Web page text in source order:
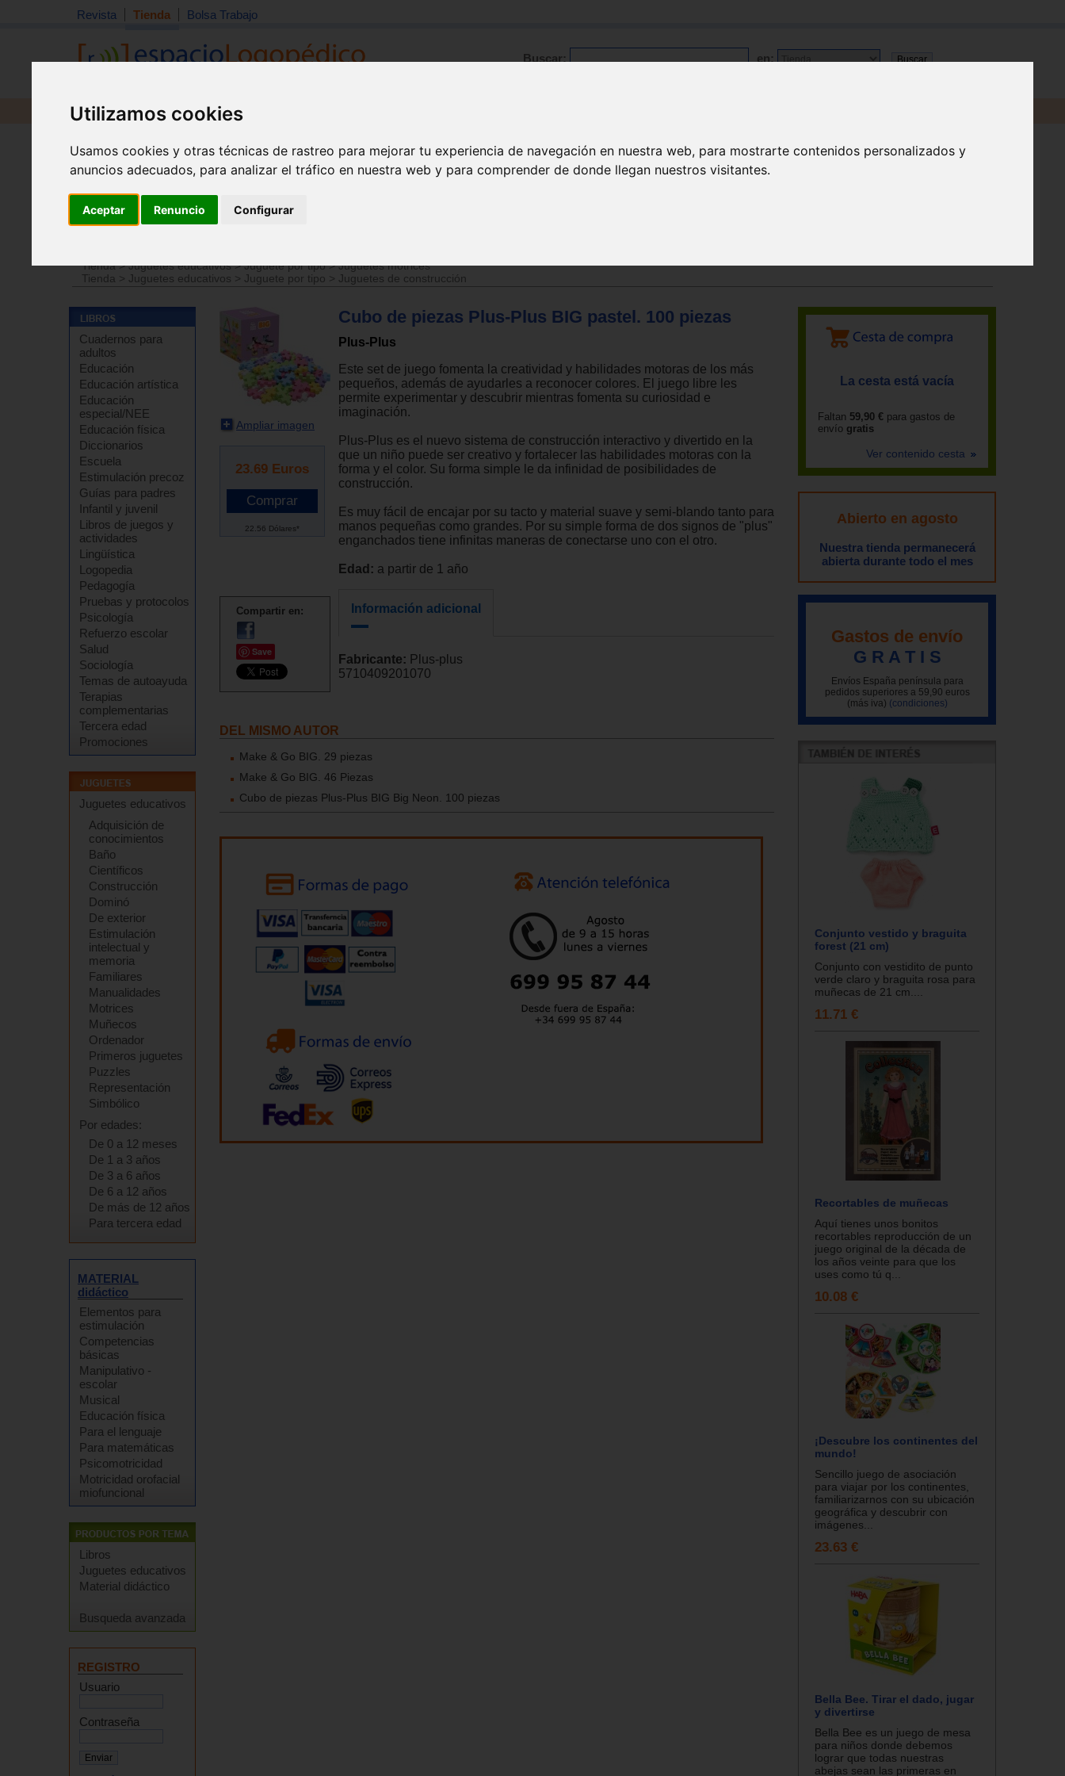
Utilizamos cookies
Usamos cookies y otras técnicas de rastreo para mejorar tu experiencia de navegación en nuestra web, para mostrarte contenidos personalizados y
anuncios adecuados, para analizar el tráfico en nuestra web y para comprender de donde llegan nuestros visitantes.
Aceptar Renuncio Configurar
Revista Tienda Bolsa Trabajo
Buscar: en:
Revista Libros Material
Tienda>Juguetes educativos>Juguete por tipo>Juguetes motrices
Tienda
> Juguetes educativos > Juguete por tipo > Juguetes de construcción
Cuadernos para
adultos
Educación
Educación artística
Educación
especial/NEE
Educación física
Diccionarios
Escuela
Estimulación precoz
Guías para padres
Infantil y juvenil
Libros de juegos y
actividades
Lingüística
Logopedia
Pedagogía
Pruebas y protocolos
Psicología
Refuerzo escolar
Salud
Sociología
Temas de autoayuda
Terapias
complementarias
Tercera edad
Promociones
Juguetes educativos
Adquisición de
conocimientos
Baño
Científicos
Construcción
Dominó
De exterior
Estimulación
intelectual y
memoria
Familiares
Manualidades
Motrices
Muñecos
Ordenador
Primeros juguetes
Puzzles
Representación
Simbólico
Por edades:
De 0 a 12 meses
De 1 a 3 años
De 3 a 6 años
De 6 a 12 años
De más de 12 años
Para tercera edad
MATERIAL
didáctico
Elementos para
estimulación
Competencias
básicas
Manipulativo -
escolar
Musical
Educación física
Para el lenguaje
Para matemáticas
Psicomotricidad
Motricidad orofacial
miofuncional
Libros
Juguetes educativos
Material didáctico
Busqueda avanzada
REGISTRO
Usuario
Contraseña
Ampliar imagen
23.69 Euros
22.56 Dólares*
Compartir en:
Save
Cubo de piezas Plus-Plus BIG pastel. 100 piezas
Plus-Plus
Este set de juego fomenta la creatividad y habilidades motoras de los más
pequeños, además de ayudarles a reconocer colores. El juego libre les
permite experimentar y descubrir mientras fomenta su curiosidad e
imaginación.
Plus-Plus es el nuevo sistema de construcción interactivo y divertido en la
que un niño puede ser creativo y fortalecer las habilidades motoras con la
forma y el color. Su forma simple le da infinidad de posibilidades de
construcción.
Es muy fácil de encajar por su tacto y material suave y semi-blando tanto para
manos pequeñas como grandes. Por su simple forma de dos signos de "plus"
enganchados tiene infinitas maneras de conectarse uno con el otro.
Edad: a partir de 1 año
Información adicional
Fabricante: Plus-plus
5710409201070
DEL MISMO AUTOR
Make & Go BIG. 29 piezas
Make & Go BIG. 46 Piezas
Cubo de piezas Plus-Plus BIG Big Neon. 100 piezas
La cesta está vacía
Faltan 59,90 € para gastos de
envío gratis
Ver contenido cesta
Abierto en agosto
Nuestra tienda permanecerá
abierta durante todo el mes
Gastos de envío
G R A T I S
Envíos España península para
pedidos superiores a 59,90 euros
(más iva) (condiciones)
Conjunto vestido y braguita
forest (21 cm)
Conjunto con vestidito de punto
verde claro y braguita rosa para
muñecas de 21 cm....
11.71 €
Recortables de muñecas
Aquí tienes unos bonitos
recortables reproducción de un
juego original de la década de
los años veinte para que los
uses como tú q...
10.08 €
¡Descubre los continentes del
mundo!
Sencillo juego de asociación
para viajar por los continentes,
familiarizarnos con su ubicación
geográfica y descubrir con
imágenes...
23.63 €
Bella Bee. Tirar el dado, jugar
y divertirse
Bella Bee es un juego de mesa
para niños donde debemos
lograr que todas nuestras
abejas sean las primeras en